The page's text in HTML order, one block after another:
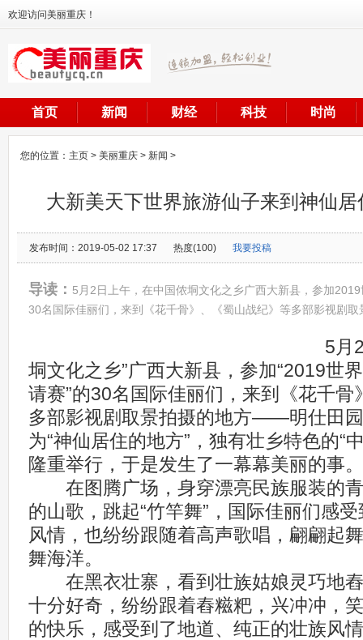
欢迎访问美丽重庆！
首页 新闻 财经 科技 时尚
您的位置： 主页 > 美丽重庆 > 新闻 >
大新美天下世界旅游仙子来到神仙
发布时间：2019-05-02 17:37 热度(100) 我要投稿
导读： 5月2日上午，在中国侬垌文化之乡广西大新县，参加
30名国际佳丽们，来到《花千骨》、《蜀山战纪》等多部影视剧
5月2
垌文化之乡”广西大新县，参加“2019世
请赛”的30名国际佳丽们，来到《花千骨
多部影视剧取景拍摄的地方——明仕田
为“神仙居住的地方”，独有壮乡特色的“
隆重举行，于是发生了一幕幕美丽的事。
在图腾广场，身穿漂亮民族服装的青
的山歌，跳起“竹竿舞”，国际佳丽们感
风情，也纷纷跟随着高声歌唱，翩翩起
舞海洋。
在黑衣壮寨，看到壮族姑娘灵巧地舂
十分好奇，纷纷跟着舂糍粑，兴冲冲，
的快乐，感受到了地道、纯正的壮族风